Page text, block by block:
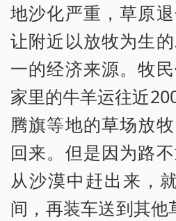
地沙化严重，草原
让附近以放牧为生
一的经济来源。牧
家里的牛羊运往近
腾旗等地的草场放
回来。但是因为路
从沙漠中赶出来，
间，再装车送到其